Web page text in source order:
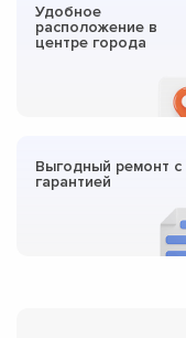
Удобное
расположение в
центре города
Выгодный ремонт с
гарантией